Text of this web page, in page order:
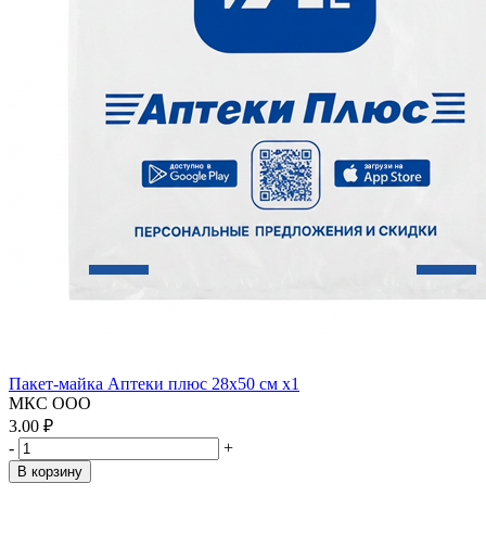
Пакет-майка Аптеки плюс 28х50 см x1
МКС ООО
3.00 ₽
-
+
В корзину